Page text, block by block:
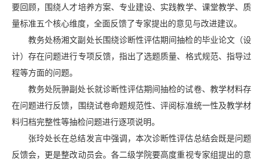
要回顾，围绕人才培养方案、专业建设、实践教学、课堂教学、质
量标准五个核心维度，全面反馈了专家提出的意见与改进建议。
教务处杨湘文副处长围绕诊断性评估期间抽检的毕业论文（设
计）存在问题进行专项反馈，指出了选题质量、格式规范、指导过
程等方面的问题。
教务处阮翀副处长就诊断性评估期间抽检的试卷、教学材料存
在问题进行反馈，围绕试卷命题规范性、评阅标准统一性及教学材
料归档完整性等抽检问题进行逐项说明。
张玲处长在总结发言中强调，本次诊断性评估总结会既是问题
反馈会，更是整改动员会。各二级学院要高度重视专家组提出的意